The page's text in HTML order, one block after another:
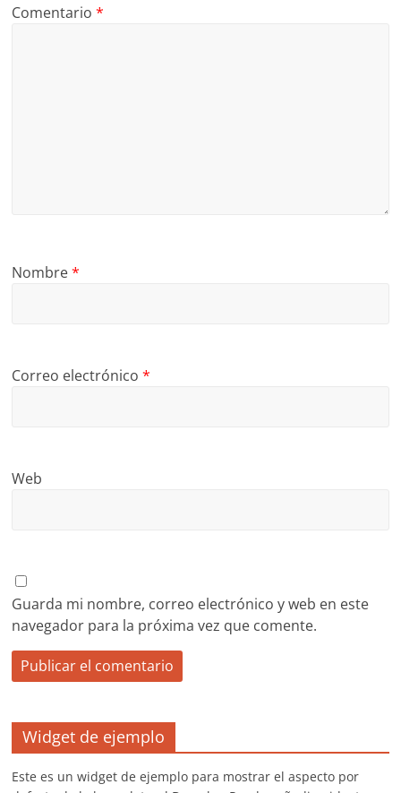
Comentario*
Nombre*
Correo electrónico*
Web
Guarda mi nombre, correo electrónico y web en este
navegador para la próxima vez que comente.
Widget de ejemplo
Este es un widget de ejemplo para mostrar el aspecto por